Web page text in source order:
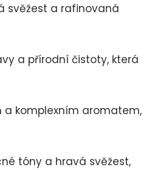
svěžest a rafinovaná
a přírodní čistoty, která
a komplexním aromatem,
tóny a hravá svěžest,